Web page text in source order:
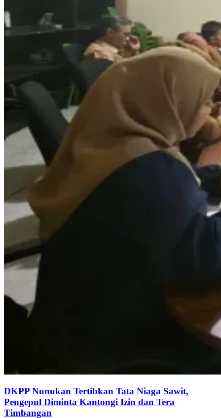
DKPP Nunukan Tertibkan Tata Niaga Sawit,
Pengepul Diminta Kantongi Izin dan Tera
Timbangan